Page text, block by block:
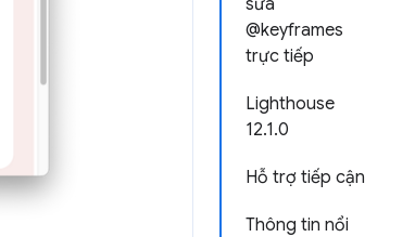
sửa
@keyframes
trực tiếp
Lighthouse
12.1.0
Hỗ trợ tiếp cận
Thông tin nổi